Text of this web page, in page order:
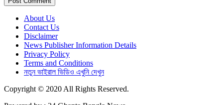
About Us
Contact Us
Disclaimer
News Publisher Information Details
Privacy Policy
Terms and Conditions
নতুন ভাইরাল ভিডিও এখুনি দেখুন
Copyright © 2020 All Rights Reserved.